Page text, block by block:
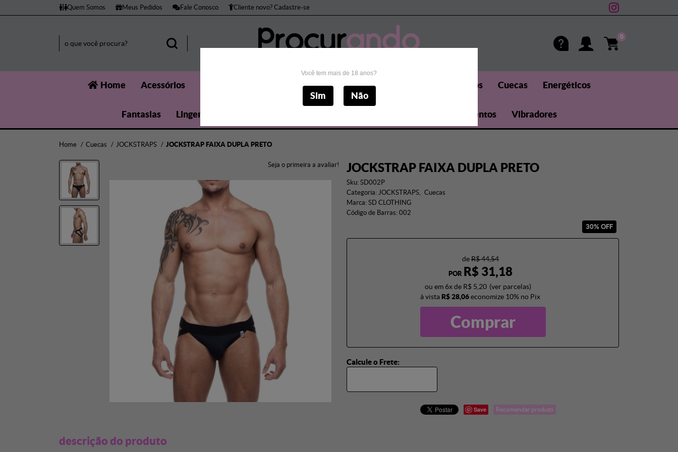
Quem Somos Meus Pedidos Fale Conosco Cliente novo? Cadastre-se
0
Home Acessórios Bomba Peniana Brincadeiras Cosméticos Cuecas Energéticos
Fantasias Lingerie Suplementos Vibradores
Home Cuecas JOCKSTRAPS JOCKSTRAP FAIXA DUPLA PRETO
Seja o primeira a avaliar! JOCKSTRAP FAIXA DUPLA PRETO
Sku: SD002P
Categoria: JOCKSTRAPS
Cuecas
Marca: SD CLOTHING
Código de Barras: 002
30% OFF
deR$ 44,54
POR R$ 31,18
ou em 6xde R$ 5,20 (ver parcelas)
à vista R$ 28,06economize 10% no Pix
Comprar
Calcule o Frete:
Save Recomendar produto
descrição do produto
Você tem mais de 18 anos?
Sim Não